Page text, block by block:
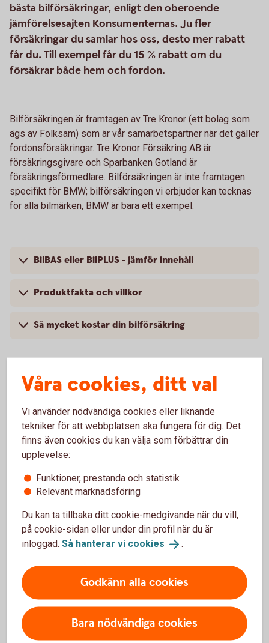
bästa bilförsäkringar, enligt den oberoende
jämförelsesajten Konsumenternas. Ju fler
försäkringar du samlar hos oss, desto mer rabatt
får du. Till exempel får du 15 % rabatt om du
försäkrar både hem och fordon.
Bilförsäkringen är framtagen av Tre Kronor (ett bolag som
ägs av Folksam) som är vår samarbetspartner när det gäller
fordonsförsäkringar. Tre Kronor Försäkring AB är
försäkringsgivare och Sparbanken Gotland är
försäkringsförmedlare. Bilförsäkringen är inte framtagen
specifikt för BMW; bilförsäkringen vi erbjuder kan tecknas
för alla bilmärken, BMW är bara ett exempel.
BilBAS eller BilPLUS - jämför innehåll
Produktfakta och villkor
Så mycket kostar din bilförsäkring
Vanliga frågor om att försäkra
BMW
Trafik, hel och halv – vad är det för skillnad på
försäkringarna?
När slutar den tidigare ägarens försäkring att
Om man övningskör och olyckan är framme,
Gäller bilförsäkringen utanför Sverige?
Täcker försäkringen viltolyckor?
Våra cookies, ditt val
Vi använder nödvändiga cookies eller liknande
tekniker för att webbplatsen ska fungera för dig. Det
finns även cookies du kan välja som förbättrar din
upplevelse:
Funktioner, prestanda och statistik
Relevant marknadsföring
Du kan ta tillbaka ditt cookie-medgivande när du vill,
på cookie-sidan eller under din profil när du är
inloggad. Så hanterar vi cookies .
Godkänn alla cookies
Bara nödvändiga cookies